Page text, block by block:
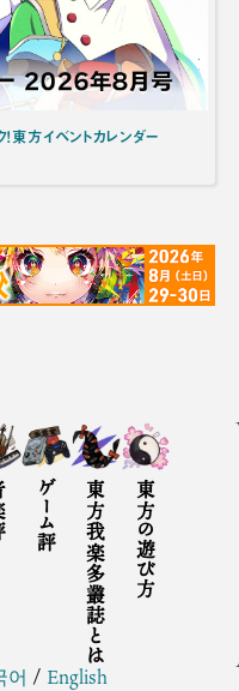
東方イベントカレンダー
ゲーム評 東方我楽多叢誌とは 東方の遊び方
어 / English